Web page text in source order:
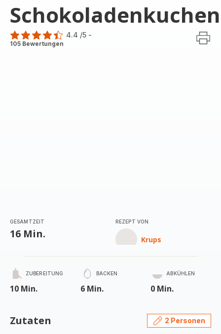
Schokoladenkuchen
ratings.4.4
4.4 /5 -
105 Bewertungen
GESAMTZEIT
16 Min.
REZEPT VON
Krups
ZUBEREITUNG
10 Min.
BACKEN
6 Min.
ABKÜHLEN
0 Min.
Zutaten 2 Personen